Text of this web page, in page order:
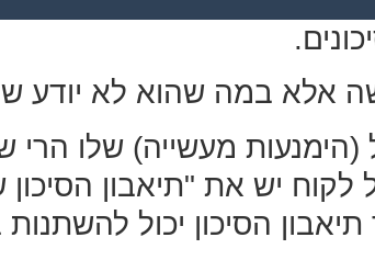
אלא במה שהוא לא יודע
מעשייה) שלו הרי
יש את "תיאבון
הסיכון יכול להשתנות